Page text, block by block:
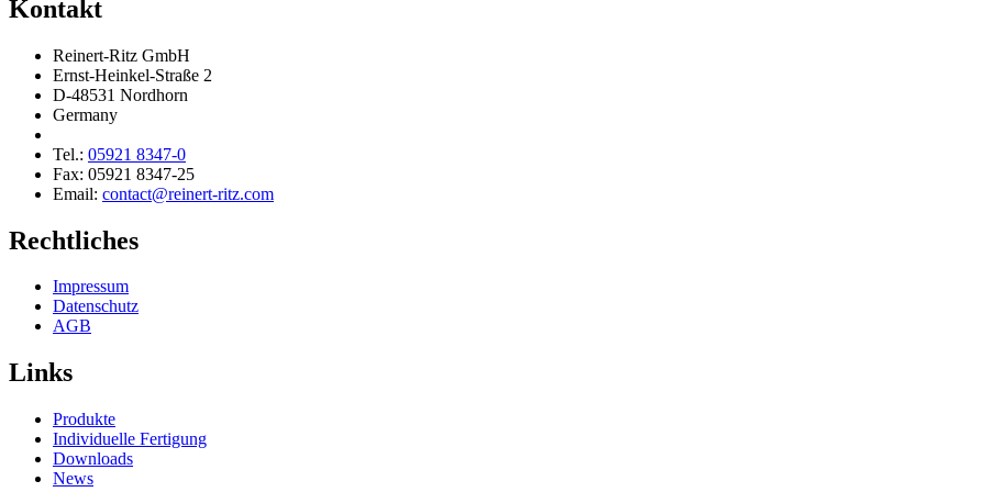
Kontakt
Reinert-Ritz GmbH
Ernst-Heinkel-Straße 2
D-48531 Nordhorn
Germany
Tel.: 05921 8347-0
Fax: 05921 8347-25
Email: contact@reinert-ritz.com
Rechtliches
Impressum
Daten­schutz
AGB
Links
Produkte
Indivi­duelle Fertigung
Downloads
News